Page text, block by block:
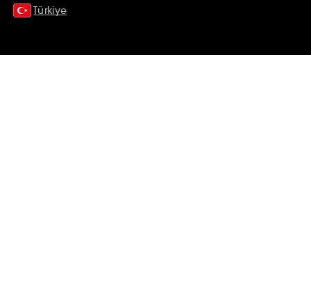
Türkiye